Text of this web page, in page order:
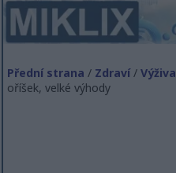
Přední strana / Zdraví/Výživa
oříšek, velké výhody